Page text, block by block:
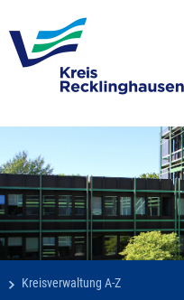
Kreisverwaltung A-Z